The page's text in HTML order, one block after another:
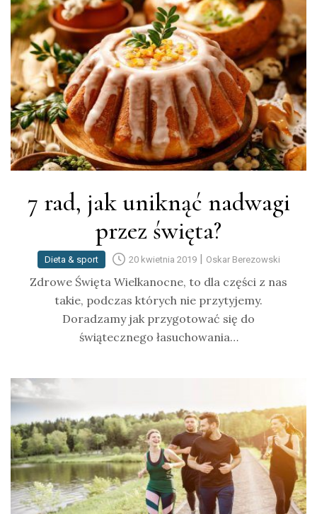
7 rad, jak uniknąć nadwagi
przez święta?
Dieta & sport 20 kwietnia 2019| Oskar Berezowski
Zdrowe Święta Wielkanocne, to dla części z nas
takie, podczas których nie przytyjemy.
Doradzamy jak przygotować się do
świątecznego łasuchowania…